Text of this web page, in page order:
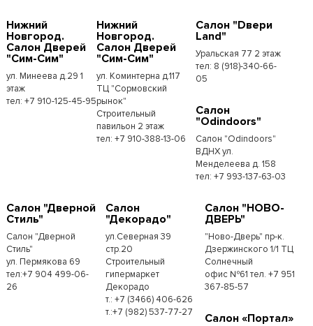
Нижний
Новгород.
Салон Дверей
"Сим-Сим"
ул. Минеева д.29 1
этаж
тел: +7 910-125-45-95
Нижний
Новгород.
Салон Дверей
"Сим-Сим"
ул. Коминтерна д.117
ТЦ "Сормовский
рынок"
Строительный
павильон 2 этаж
тел: +7 910-388-13-06
Салон "Dвери
Land"
Уральская 77 2 этаж
тел: 8 (918)-340-66-
05
Салон
"Odindoors"
Салон "Odindoors"
ВДНХ ул.
Менделеева д. 158
тел: +7 993-137-63-03
Салон "Дверной
Стиль"
Салон "Дверной
Стиль"
ул. Пермякова 69
тел:+7 904 499-06-
26
Салон
"Декорадо"
ул.Северная 39
стр.20
Строительный
гипермаркет
Декорадо
т.: +7 (3466) 406-626
т.:+7 (982) 537-77-27
Салон "НОВО-
ДВЕРЬ"
"Ново-Дверь" пр-к.
Дзержинского 1/1 ТЦ
Солнечный
офис №61 тел. +7 951
367-85-57
Салон «Портал»